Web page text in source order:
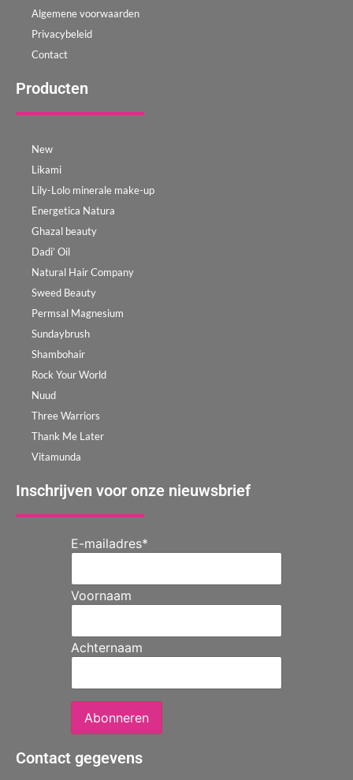
Algemene voorwaarden
Privacybeleid
Contact
Producten
New
Likami
Lily-Lolo minerale make-up
Energetica Natura
Ghazal beauty
Dadi’ Oil
Natural Hair Company
Sweed Beauty
Permsal Magnesium
Sundaybrush
Shambohair
Rock Your World
Nuud
Three Warriors
Thank Me Later
Vitamunda
Inschrijven voor onze nieuwsbrief
E-mailadres*
Voornaam
Achternaam
Abonneren
Contact gegevens